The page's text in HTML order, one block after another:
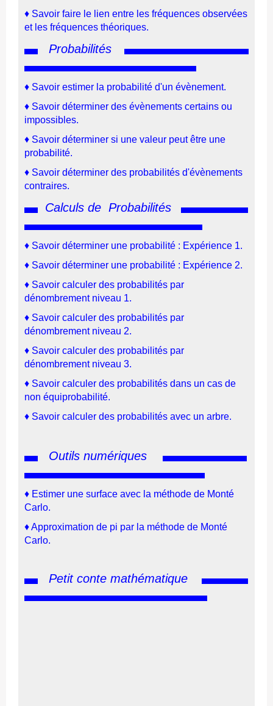
♦ Savoir faire le lien entre les fréquences observées
et les fréquences théoriques.
Probabilités
♦ Savoir estimer la probabilité d'un évènement.
♦ Savoir déterminer des évènements certains ou
impossibles.
♦ Savoir déterminer si une valeur peut être une
probabilité.
♦ Savoir déterminer des probabilités d'évènements
contraires.
Calculs de Probabilités
♦ Savoir déterminer une probabilité : Expérience 1.
♦ Savoir déterminer une probabilité : Expérience 2.
♦ Savoir calculer des probabilités par
dénombrementniveau 1.
♦ Savoir calculer des probabilités par
dénombrementniveau 2.
♦ Savoir calculer des probabilités par
dénombrementniveau 3.
♦ Savoir calculer des probabilités dans un cas de
non équiprobabilité.
♦ Savoir calculer des probabilités avec un arbre.
Outils numériques
♦ Estimer une surface avec la méthode de Monté
Carlo.
♦ Approximation de pi par la méthode de Monté
Carlo.
Petit conte mathématique